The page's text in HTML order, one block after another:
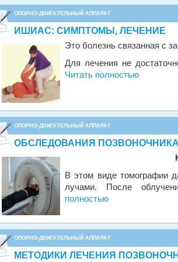
ОПОРНО-ДВИГАТЕЛЬНЫЙ АППАРАТ
ИШИАС: СИМПТОМЫ, ЛЕЧЕНИЕ
Это болезнь связанная с
Для лечения не
Читать полностью
ОПОРНО-ДВИГАТЕЛЬНЫЙ АППАРАТ
ОБСЛЕДОВАНИЯ ПОЗВОНОЧНИКА
В этом виде томографии
лучами. После
полностью
ОПОРНО-ДВИГАТЕЛЬНЫЙ АППАРАТ
МЕТОДИКИ ЛЕЧЕНИЯ